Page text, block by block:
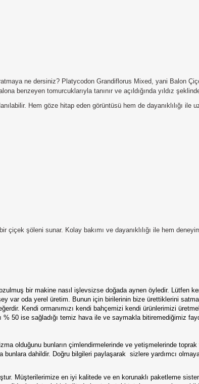
ne dersiniz? Platycodon Grandiflorus Mixed, yani Balon
benzeyen tomurcuklarıyla tanınır ve açıldığında yıldız
Hem göze hitap eden görüntüsü hem de dayanıklılığı
şöleni sunar. Kolay bakımı ve dayanıklılığı ile hem
bir makine nasıl işlevsizse doğada aynen öyledir.
var oda yerel üretim. Bunun için birilerinin bize ürettiklerini
Kendi ormanımızı kendi bahçemizi kendi ürünlerimizi
50 ise sağladığı temiz hava ile ve saymakla bitiremediğimiz
olduğunu bunların çimlendirmelerinde ve yetişmelerinde
bunlara dahildir. Doğru bilgileri paylaşarak sizlere yardımcı
Müşterilerimize en iyi kalitede ve en korunaklı paketleme